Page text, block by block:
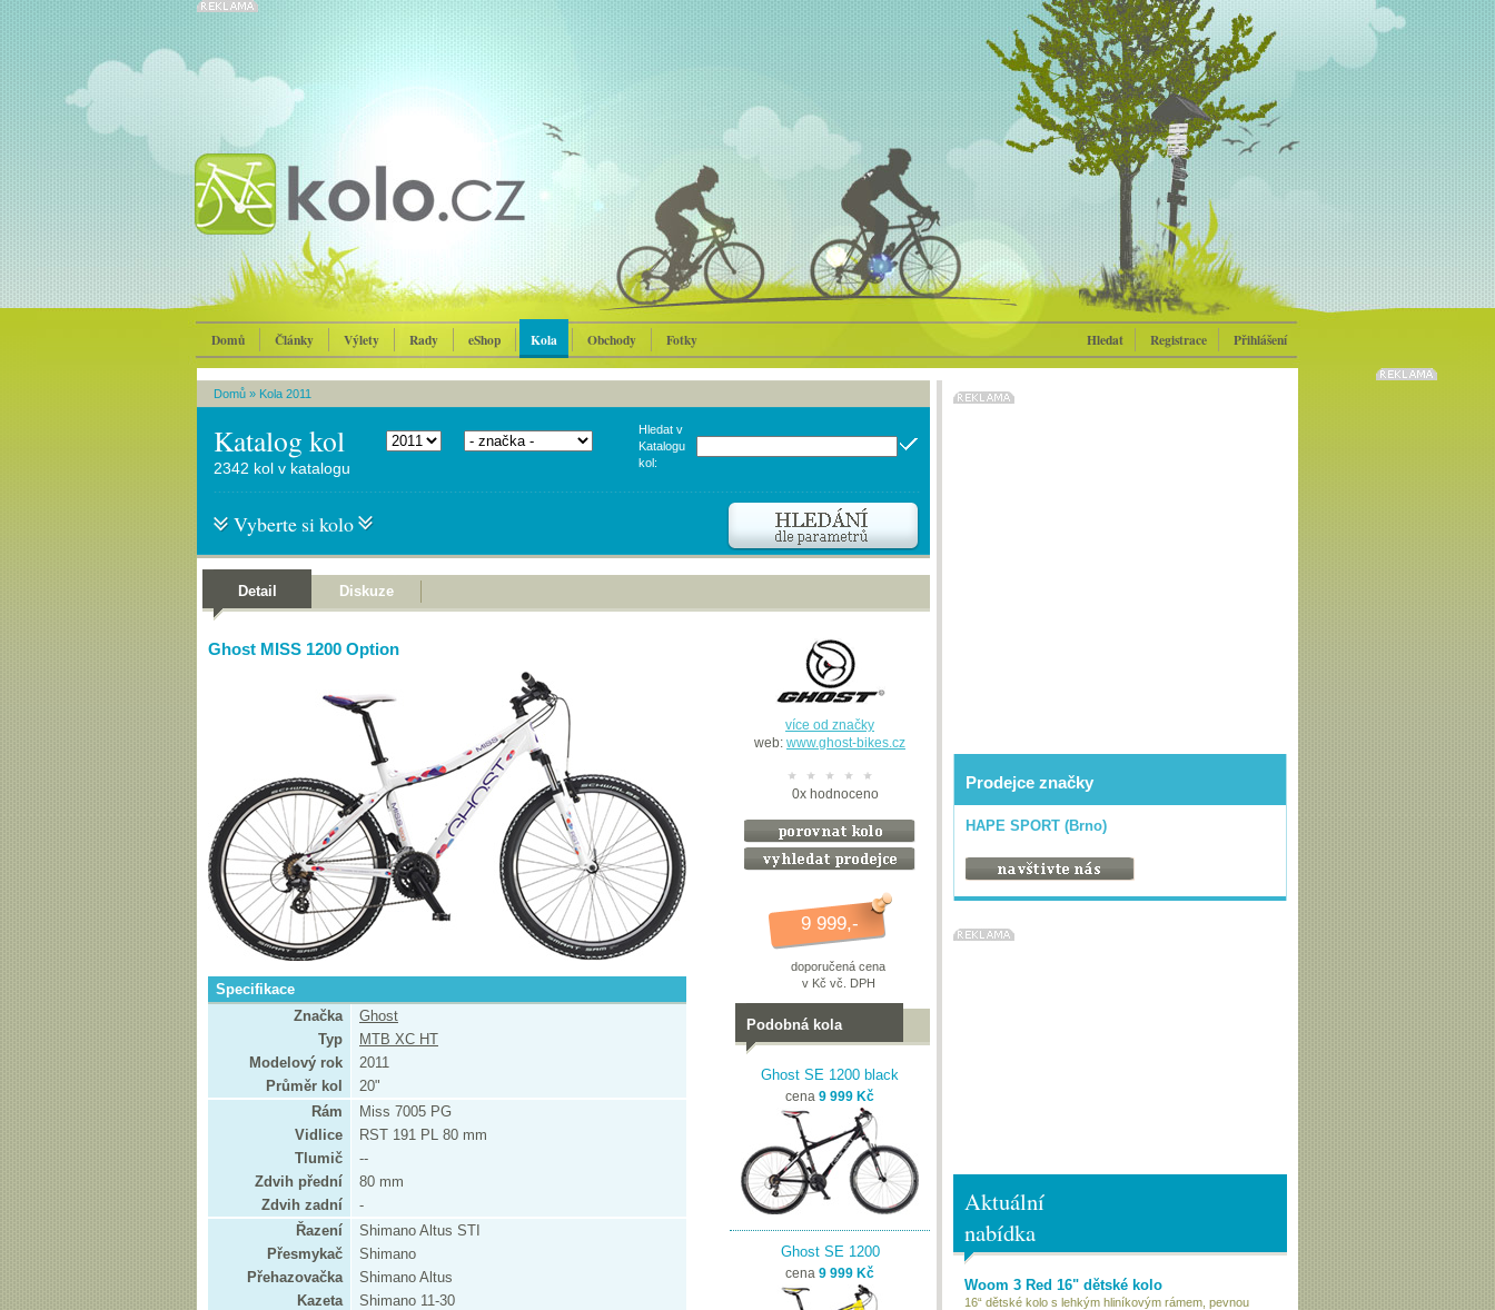
Domů Články Výlety Rady eShop Kola Obchody Fotky Hledat Registrace Přihlášení
Domů » Kola 2011
Katalog kol
Hledat v
Katalogu
kol:
2342 kol v katalogu
Vyberte si kolo
Detail Diskuze
Ghost MISS 1200 Option
Specifikace
Značka
Ghost
Typ
MTB XC HT
Modelový rok
2011
Průměr kol
20"
Rám
Miss 7005 PG
Vidlice
RST 191 PL 80 mm
Tlumič
--
Zdvih přední
80 mm
Zdvih zadní
-
Řazení
Shimano Altus STI
Přesmykač
Shimano
Přehazovačka
Shimano Altus
Kazeta
Shimano 11-30
více od značky
web: www.ghost-bikes.cz
0xhodnoceno
9 999,-
doporučená cena
v Kč vč. DPH
Podobná kola
Ghost SE 1200 black
cena 9 999 Kč
Ghost SE 1200
cena 9 999 Kč
Prodejce značky
HAPE SPORT (Brno)
Aktuální
nabídka
Woom 3 Red 16" dětské kolo
16“ dětské kolo s lehkým hliníkovým rámem, pevnou